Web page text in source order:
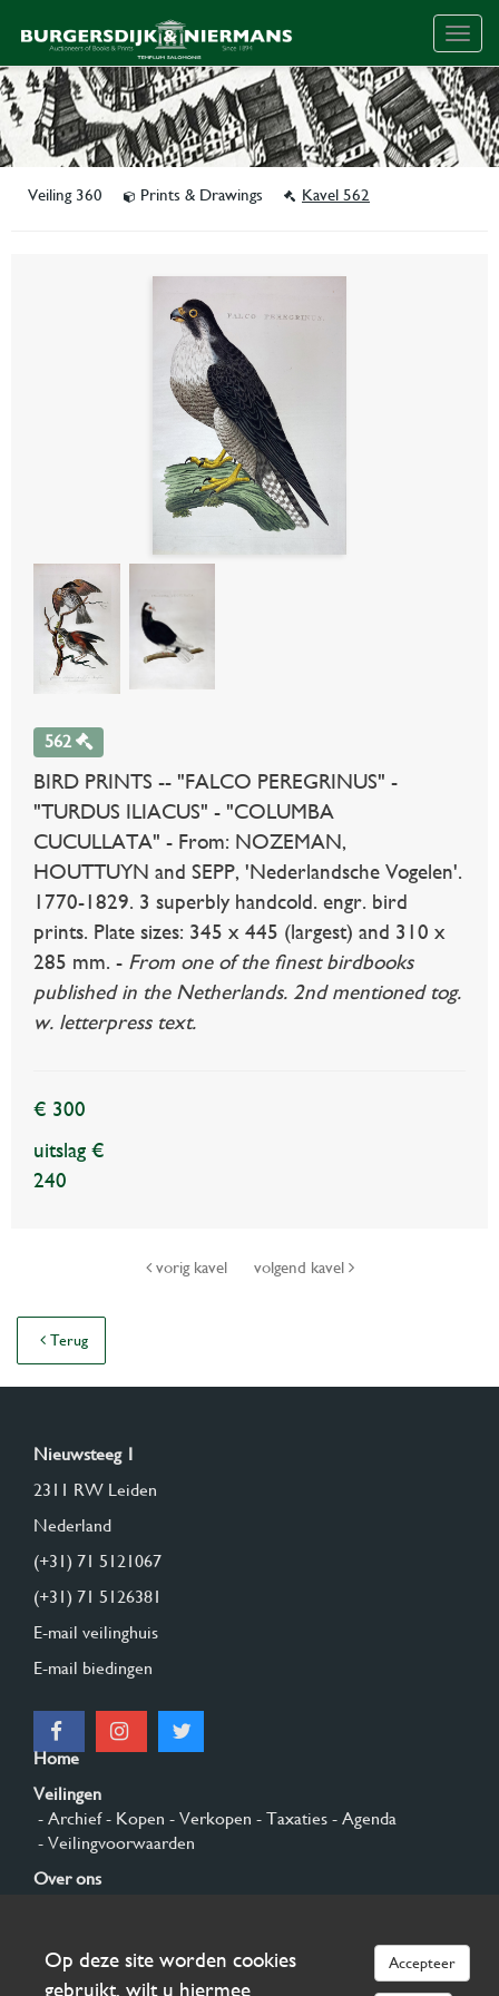
Veiling 360 Prints & Drawings Kavel 562
562
BIRD PRINTS -- "FALCO PEREGRINUS" -
"TURDUS ILIACUS" - "COLUMBA
CUCULLATA" - From: NOZEMAN,
HOUTTUYN and SEPP, 'Nederlandsche Vogelen'.
1770-1829. 3 superbly handcold. engr. bird
prints. Plate sizes: 345 x 445 (largest) and 310 x
285 mm. - From one of the finest birdbooks
published in the Netherlands. 2nd mentioned tog.
w. letterpress text.
€ 300
uitslag €
240
vorig kavel volgend kavel
Terug
Nieuwsteeg 1
2311 RW Leiden
Nederland
(+31) 71 5121067
(+31) 71 5126381
E-mail veilinghuis
E-mail biedingen
Home
Veilingen
- Archief- Kopen - Verkopen - Taxaties - Agenda
- Veilingvoorwaarden
Over ons
Aanmelden
Op deze site worden cookies
gebruikt, wilt u hiermee
Accepteer